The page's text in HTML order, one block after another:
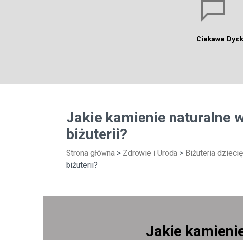
Ciekawe
Jakie kamienie naturalne
biżuterii?
Strona główna > Zdrowie i Uroda > Biżuteria
biżuterii?
Jakie